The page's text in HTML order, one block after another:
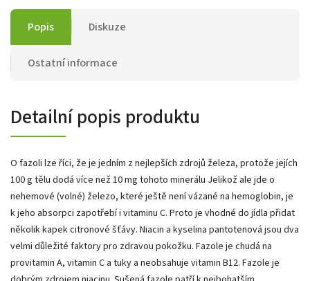
Popis Diskuze
Ostatní informace
Detailní popis produktu
O fazoli lze říci, že je jedním z nejlepších zdrojů železa, protože jejích
100 g tělu dodá více než 10 mg tohoto minerálu Jelikož ale jde o
nehemové (volné) železo, které ještě není vázané na hemoglobin, je
k jeho absorpci zapotřebí i vitaminu C. Proto je vhodné do jídla přidat
několik kapek citronové šťávy. Niacin a kyselina pantotenová jsou dva
velmi důležité faktory pro zdravou pokožku. Fazole je chudá na
provitamin A, vitamin C a tuky a neobsahuje vitamin B12. Fazole je